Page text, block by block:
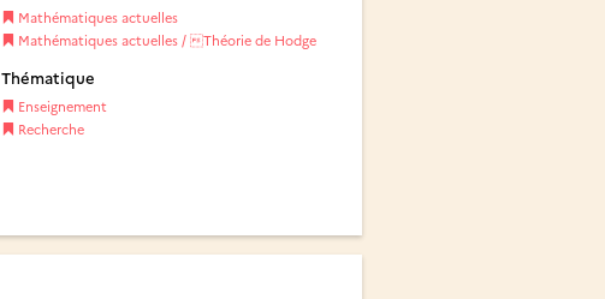
Mathématiques actuelles
Mathématiques actuelles / Théorie de Hodge
Thématique
Enseignement
Recherche